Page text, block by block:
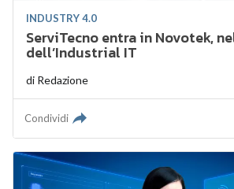
INDUSTRY 4.0
ServiTecno entra in Novotek,
dell’Industrial IT
di Redazione
Condividi